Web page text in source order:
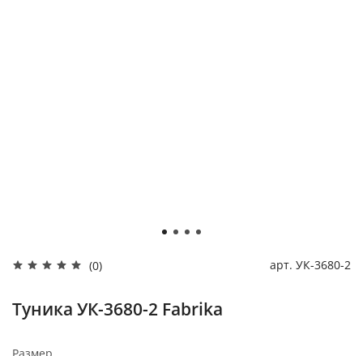
(0) арт. УК-3680-2
Туника УК-3680-2 Fabrika